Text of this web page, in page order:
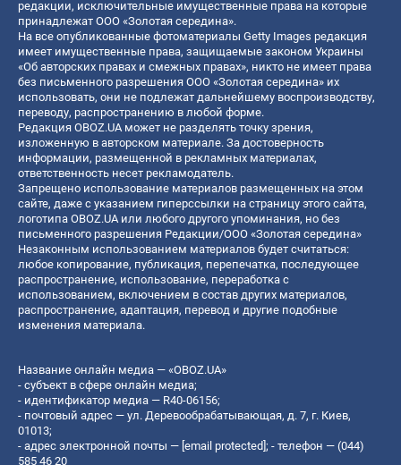
редакции, исключительные имущественные права на которые
принадлежат ООО «Золотая середина».
На все опубликованные фотоматериалы Getty Images редакция
имеет имущественные права, защищаемые законом Украины
«Об авторских правах и смежных правах», никто не имеет права
без письменного разрешения ООО «Золотая середина» их
использовать, они не подлежат дальнейшему воспроизводству,
переводу, распространению в любой форме.
Редакция OBOZ.UA может не разделять точку зрения,
изложенную в авторском материале. За достоверность
информации, размещенной в рекламных материалах,
ответственность несет рекламодатель.
Запрещено использование материалов размещенных на этом
сайте, даже с указанием гиперссылки на страницу этого сайта,
логотипа OBOZ.UA или любого другого упоминания, но без
письменного разрешения Редакции/ООО «Золотая середина»
Незаконным использованием материалов будет считаться:
любое копирование, публикация, перепечатка, последующее
распространение, использование, переработка с
использованием, включением в состав других материалов,
распространение, адаптация, перевод и другие подобные
изменения материала.
Название онлайн медиа — «OBOZ.UA»
- субъект в сфере онлайн медиа;
- идентификатор медиа — R40-06156;
- почтовый адрес — ул. Деревообрабатывающая, д. 7, г. Киев,
01013;
- адрес электронной почты — [email protected]; - телефон — (044)
585 46 20